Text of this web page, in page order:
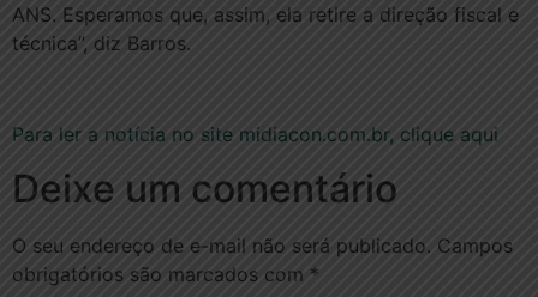
ANS. Esperamos que, assim, ela retire a direção fiscal e
técnica”, diz Barros.
Para ler a notícia no site midiacon.com.br, clique aqui
Deixe um comentário
O seu endereço de e-mail não será publicado. Campos
obrigatórios são marcados com *